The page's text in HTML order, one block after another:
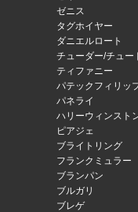
ゼニス
タグホイヤー
ダニエルロート
チューダー/チュー
ティファニー
パテックフィリッ
パネライ
ハリーウィンスト
ピアジェ
ブライトリング
フランクミュラー
ブランパン
ブルガリ
ブレゲ